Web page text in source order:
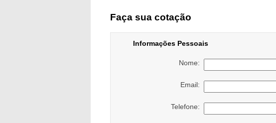
Faça sua cotação
Informações Pessoais
Nome:
Email:
Telefone: